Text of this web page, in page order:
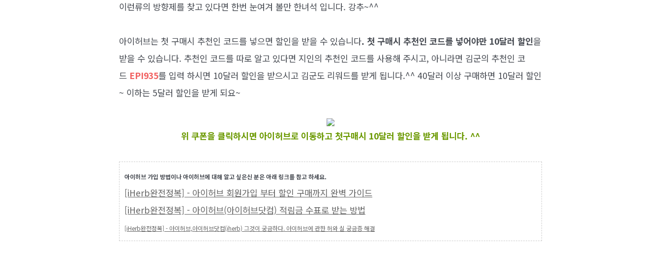
이런류의 방향제를 찾고 있다면 한번 눈여겨 볼만 한녀석 입니다. 강추~^^
아이허브는 첫 구매시 추천인 코드를 넣으면 할인을 받을 수 있습니다. 첫 구매시 추천인 코드를 넣어야만 10달러 할인을
받을 수 있습니다. 추천인 코드를 따로 알고 있다면 지인의 추천인 코드를 사용해 주시고, 아니라면 김군의 추천인 코
드 EPI935를 입력 하시면 10달러 할인을 받으시고 김군도 리워드를 받게 됩니다.^^ 40달러 이상 구매하면 10달러 할인
~ 이하는 5달러 할인을 받게 되요~
위 쿠폰을 클릭하시면 아이허브로 이동하고 첫구매시 10달러 할인을 받게 됩니다. ^^
아이허브 가입 방법이나 아이허브에 대해 알고 싶은신 분은 아래 링크를 참고 하세요.
[iHerb완전정복] - 아이허브 회원가입 부터 할인 구매까지 완벽 가이드
[iHerb완전정복] - 아이허브(아이허브닷컴) 적림금 수표로 받는 방법
[iHerb완전정복] - 아이허브,아이허브닷컴(iherb) 그것이 궁금하다. 아이허브에 관한 허와 실 궁금증 해결